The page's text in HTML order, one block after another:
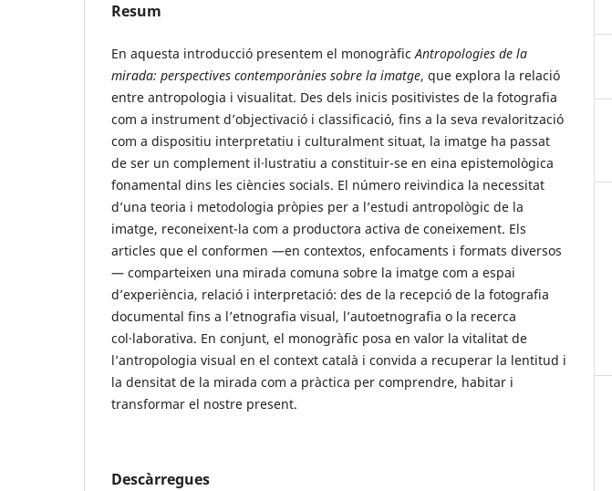
Resum
En aquesta introducció presentem el monogràficAntropologies de la
mirada: perspectives contemporànies sobre la imatge, que explora la relació
entre antropologia i visualitat. Des dels inicis positivistes de la fotografia
com a instrument d’objectivació i classificació, fins a la seva revalorització
com a dispositiu interpretatiu i culturalment situat, la imatge ha passat
de ser un complement il·lustratiu a constituir-se en eina epistemològica
fonamental dins les ciències socials. El número reivindica la necessitat
d’una teoria i metodologia pròpies per a l’estudi antropològic de la
imatge, reconeixent-la com a productora activa de coneixement. Els
articles que el conformen —en contextos, enfocaments i formats diversos
— comparteixen una mirada comuna sobre la imatge com a espai
d’experiència, relació i interpretació: des de la recepció de la fotografia
documental fins a l’etnografia visual, l’autoetnografia o la recerca
col·laborativa. En conjunt, el monogràfic posa en valor la vitalitat de
l’antropologia visual en el context català i convida a recuperar la lentitud i
la densitat de la mirada com a pràctica per comprendre, habitar i
transformar el nostre present.
Descàrregues